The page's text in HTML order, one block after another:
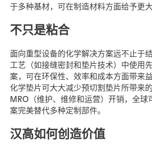
于多种基材，可在制造材料方面给予更
不只是粘合
面向重型设备的化学解决方案远不止于
工艺（如接缝密封和垫片技术）中使用
案，可在环保性、效率和成本方面带来
化学垫片可大大减少预切割垫片所带来
MRO（维护、维修和运营）开销，全球
案完美替代多种定制部件。
汉高如何创造价值